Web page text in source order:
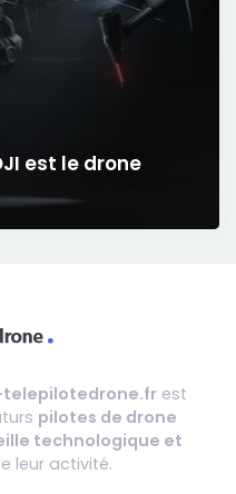
est le drone
est
pilotes de drone
technologique et
leur activité.